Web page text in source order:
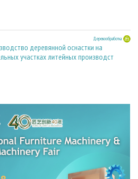
Деревообработка
деревянной оснастки на
участках литейных производст